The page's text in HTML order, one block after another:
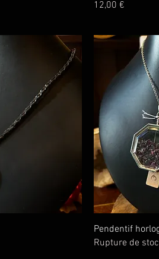
Prix
12,00 €
Pendentif
Rupture de